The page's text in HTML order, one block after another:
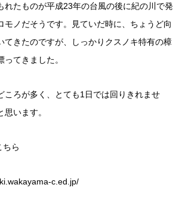
れたものが平成23年の台風の後に紀の川で発
モノだそうです。見ていだ時に、ちょうど向
てきたのですが、しっかりクスノキ特有の樟
てきました。
ころが多く、とても1日では回りきれませ
います。
ちら
c.ed.jp/